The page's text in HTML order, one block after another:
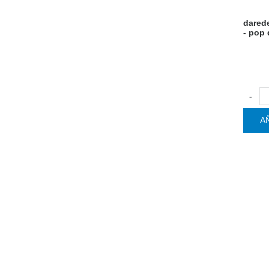
- pop
-